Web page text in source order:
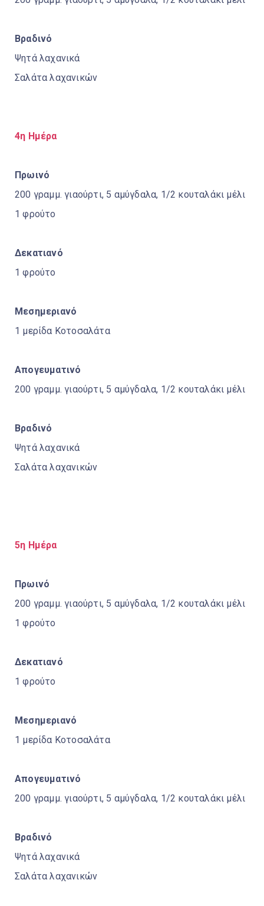
Βραδινό
Ψητά λαχανικά
Σαλάτα λαχανικών
4η Ημέρα
Πρωινό
200 γραμμ. γιαούρτι, 5 αμύγδαλα, 1/2 κουταλάκι μέλι
1 φρούτο
Δεκατιανό
1 φρούτο
Μεσημεριανό
1 μερίδα Κοτοσαλάτα
Απογευματινό
200 γραμμ. γιαούρτι, 5 αμύγδαλα, 1/2 κουταλάκι μέλι
Βραδινό
Ψητά λαχανικά
Σαλάτα λαχανικών
5η Ημέρα
Πρωινό
200 γραμμ. γιαούρτι, 5 αμύγδαλα, 1/2 κουταλάκι μέλι
1 φρούτο
Δεκατιανό
1 φρούτο
Μεσημεριανό
1 μερίδα Κοτοσαλάτα
Απογευματινό
200 γραμμ. γιαούρτι, 5 αμύγδαλα, 1/2 κουταλάκι μέλι
Βραδινό
Ψητά λαχανικά
Σαλάτα λαχανικών